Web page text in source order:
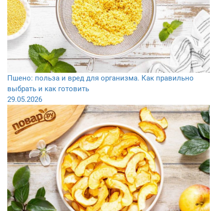
Пшено: польза и вред для организма. Как правильно
выбрать и как готовить
29.05.2026